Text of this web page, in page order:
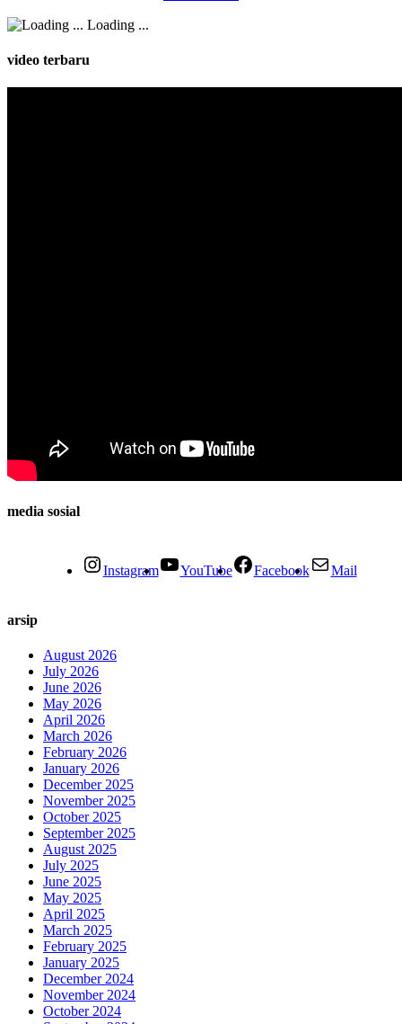
Loading ...
video terbaru
media sosial
Instagram YouTube Facebook Mail
arsip
August 2026
July 2026
June 2026
May 2026
April 2026
March 2026
February 2026
January 2026
December 2025
November 2025
October 2025
September 2025
August 2025
July 2025
June 2025
May 2025
April 2025
March 2025
February 2025
January 2025
December 2024
November 2024
October 2024